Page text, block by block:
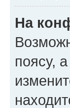
На
поясу,